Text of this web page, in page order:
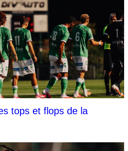
tops et flops de la